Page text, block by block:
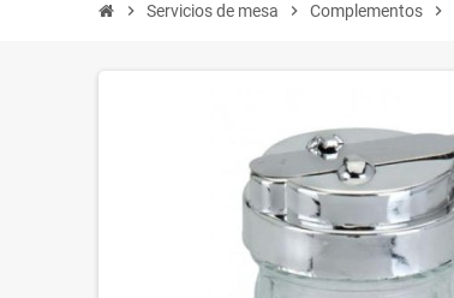
chevron_right Servicios de mesa chevron_right Complementos chevron_right